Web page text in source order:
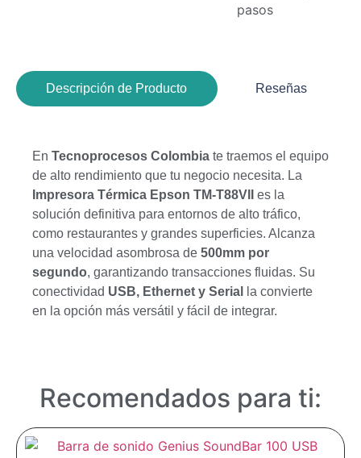
pasos
Descripción de Producto Reseñas
En Tecnoprocesos Colombia te traemos el equipo
de alto rendimiento que tu negocio necesita. La
Impresora Térmica Epson TM-T88VII
es la
solución definitiva para entornos de alto tráfico,
como restaurantes y grandes superficies. Alcanza
una velocidad asombrosa de 500mm por
segundo, garantizando transacciones fluidas. Su
conectividad USB, Ethernet y Serial
la convierte
en la opción más versátil y fácil de integrar.
Recomendados para ti: